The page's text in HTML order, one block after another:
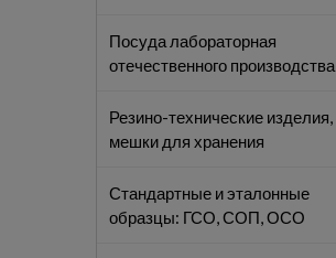
Посуда лабораторная
отечественного производства
Резино-технические изделия,
мешки для хранения
Стандартные и эталонные
образцы: ГСО, СОП, ОСО